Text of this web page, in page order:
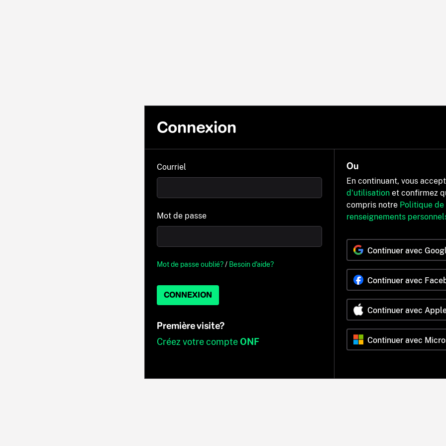
Connexion
Courriel
Mot de passe
Mot de passe oublié?/ Besoin d'aide?
CONNEXION
Première visite?
Créez votre compteONF
Ou
En continuant, vous
d'utilisation et confirmez
compris notre Politique
renseignements
Continuer avec
Continuer avec
Continuer avec
Continuer avec